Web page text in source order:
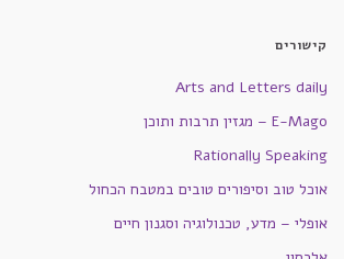
קישורים
Arts and Letters daily
E-Mago – מגזין תרבות ותוכן
Rationally Speaking
אוכל טוב וסיפורים טובים במטבח הכחול
אופלי – מדע, טכנולוגיה וסגנון חיים